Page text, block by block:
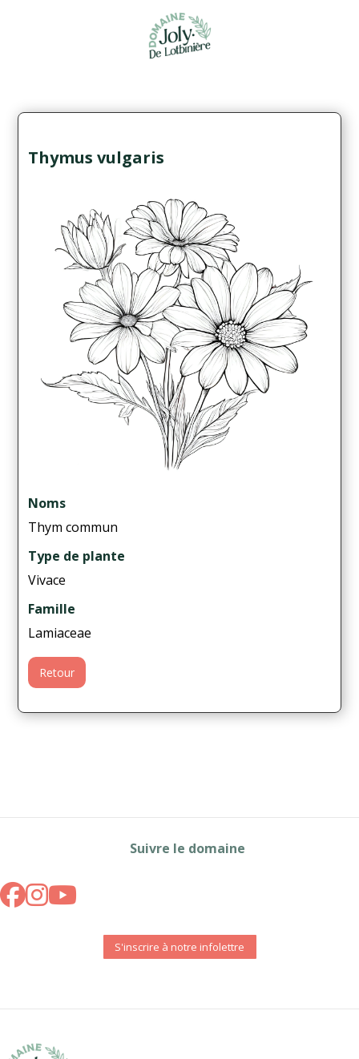
Thymus vulgaris
Noms
Thym commun
Type de plante
Vivace
Famille
Lamiaceae
Retour
Suivre le domaine
S'inscrire à notre infolettre